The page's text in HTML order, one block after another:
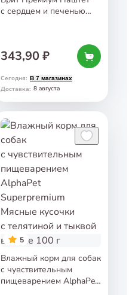
с сердцем и печенью
343,90 ₽
Сегодня: В 7 магазинах
Доставка: 8 августа
5
Влажный корм для собак
с чувствительным
пищеварением AlphaPet